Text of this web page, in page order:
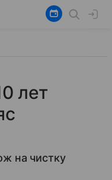
лет
на чистку